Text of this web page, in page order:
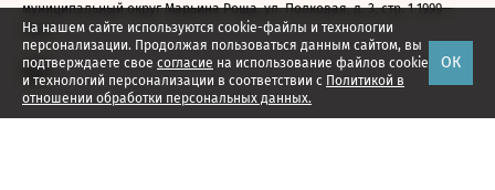
На нашем сайте используются cookie-файлы и технологии
персонализации. Продолжая пользоваться данным сайтом, вы
подтверждаете свое согласие на использование файлов cookie
и технологий персонализации в соответствии с Политикой в
отношении обработки персональных данных.
ОК
муниципальный округ Марьина Роща, ул. Полковая, д. 3, стр. 1 1999—
2026